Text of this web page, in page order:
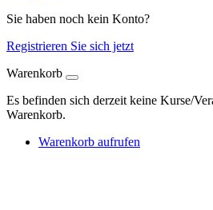
Sie haben noch kein Konto?
Registrieren Sie sich jetzt
Warenkorb
Es befinden sich derzeit keine Kurse/
Warenkorb.
Warenkorb aufrufen